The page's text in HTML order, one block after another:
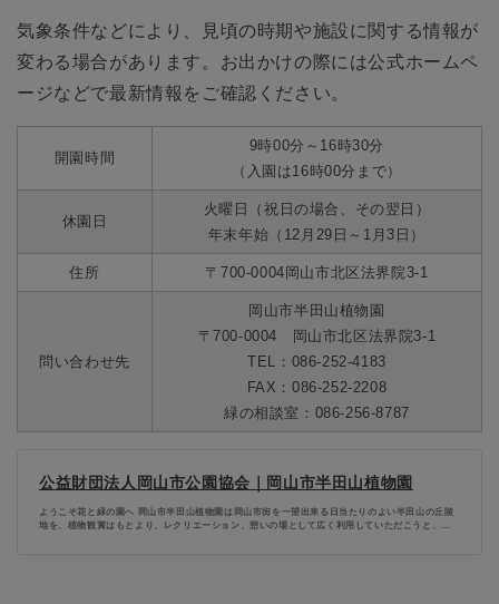
気象条件などにより、見頃の時期や施設に関する情報が
変わる場合があります。お出かけの際には公式ホームペ
ージなどで最新情報をご確認ください。
開園時間
9時00分～16時30分
（入園は16時00分まで）
休園日
火曜日（祝日の場合、その翌日）
年末年始（12月29日～1月3日）
住所 〒700-0004岡山市北区法界院3-1
問い合わせ先
岡山市半田山植物園
〒700-0004 岡山市北区法界院3-1
TEL：086-252-4183
FAX：086-252-2208
緑の相談室：086-256-8787
公益財団法人岡山市公園協会｜岡山市半田山植物園
ようこそ花と緑の園へ 岡山市半田山植物園は岡山市街を一望出来る日当たりのよい半田山の丘陵
地を、植物観賞はもとより、レクリエーション、憩いの場として広く利用していただこうと、